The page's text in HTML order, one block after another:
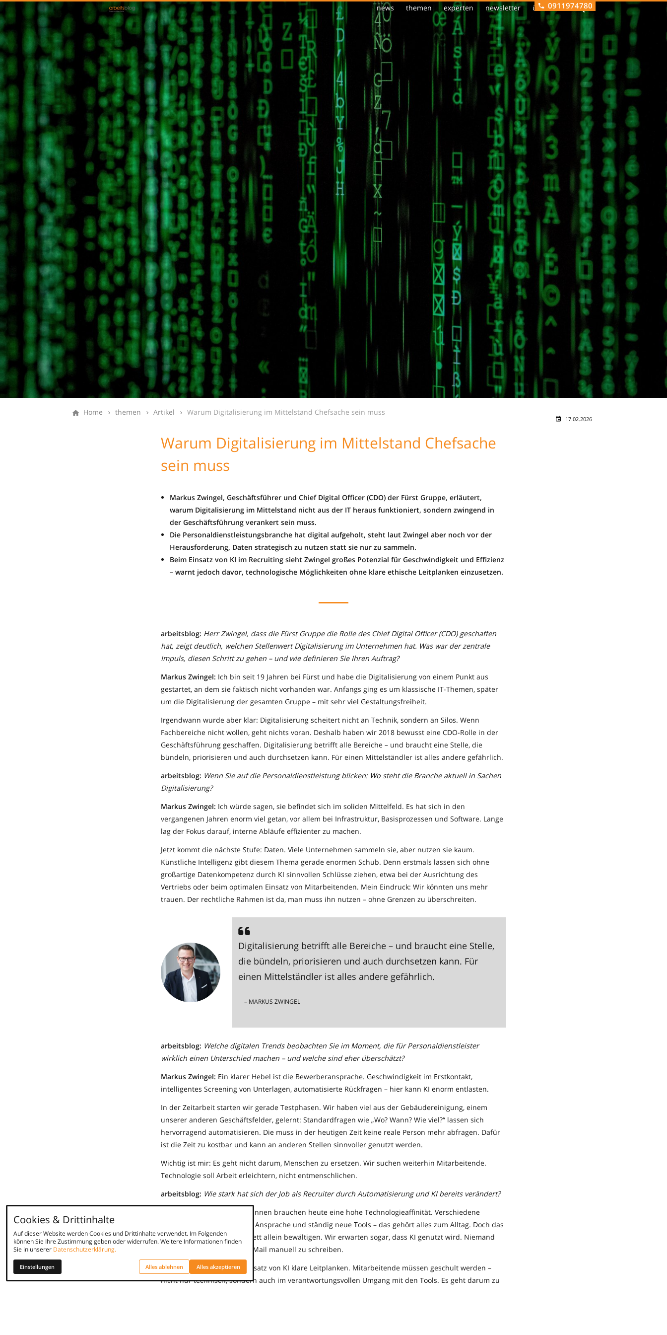
news themen experten newsletter über uns0911974780
Home themen Artikel Warum Digitalisierung im Mittelstand Chefsache sein muss
17.02.2026
Warum Digitalisierung im Mittelstand Chefsache
sein muss
Markus Zwingel, Geschäftsführer und Chief Digital Officer (CDO) der Fürst Gruppe, erläutert,
warum Digitalisierung im Mittelstand nicht aus der IT heraus funktioniert, sondern zwingend in
der Geschäftsführung verankert sein muss.
Die Personaldienstleistungsbranche hat digital aufgeholt, steht laut Zwingel aber noch vor der
Herausforderung, Daten strategisch zu nutzen statt sie nur zu sammeln.
Beim Einsatz von KI im Recruiting sieht Zwingel großes Potenzial für Geschwindigkeit und Effizienz
– warnt jedoch davor, technologische Möglichkeiten ohne klare ethische Leitplanken einzusetzen.
arbeitsblog: Herr Zwingel, dass die Fürst Gruppe die Rolle des Chief Digital Officer (CDO) geschaffen
hat, zeigt deutlich, welchen Stellenwert Digitalisierung im Unternehmen hat. Was war der zentrale
Impuls, diesen Schritt zu gehen – und wie definieren Sie Ihren Auftrag?
Markus Zwingel: Ich bin seit 19 Jahren bei Fürst und habe die Digitalisierung von einem Punkt aus
gestartet, an dem sie faktisch nicht vorhanden war. Anfangs ging es um klassische IT-Themen, später
um die Digitalisierung der gesamten Gruppe – mit sehr viel Gestaltungsfreiheit.
Irgendwann wurde aber klar: Digitalisierung scheitert nicht an Technik, sondern an Silos. Wenn
Fachbereiche nicht wollen, geht nichts voran. Deshalb haben wir 2018 bewusst eine CDO-Rolle in der
Geschäftsführung geschaffen. Digitalisierung betrifft alle Bereiche – und braucht eine Stelle, die
bündeln, priorisieren und auch durchsetzen kann. Für einen Mittelständler ist alles andere gefährlich.
arbeitsblog: Wenn Sie auf die Personaldienstleistung blicken: Wo steht die Branche aktuell in Sachen
Digitalisierung?
Markus Zwingel: Ich würde sagen, sie befindet sich im soliden Mittelfeld. Es hat sich in den
vergangenen Jahren enorm viel getan, vor allem bei Infrastruktur, Basisprozessen und Software. Lange
lag der Fokus darauf, interne Abläufe effizienter zu machen.
Jetzt kommt die nächste Stufe: Daten. Viele Unternehmen sammeln sie, aber nutzen sie kaum.
Künstliche Intelligenz gibt diesem Thema gerade enormen Schub. Denn erstmals lassen sich ohne
großartige Datenkompetenz durch KI sinnvollen Schlüsse ziehen, etwa bei der Ausrichtung des
Vertriebs oder beim optimalen Einsatz von Mitarbeitenden. Mein Eindruck: Wir könnten uns mehr
trauen. Der rechtliche Rahmen ist da, man muss ihn nutzen – ohne Grenzen zu überschreiten.
Digitalisierung betrifft alle Bereiche – und braucht eine Stelle,
die bündeln, priorisieren und auch durchsetzen kann. Für
einen Mittelständler ist alles andere gefährlich.
– MARKUS ZWINGEL
arbeitsblog: Welche digitalen Trends beobachten Sie im Moment, die für Personaldienstleister
wirklich einen Unterschied machen – und welche sind eher überschätzt?
Markus Zwingel: Ein klarer Hebel ist die Bewerberansprache. Geschwindigkeit im Erstkontakt,
intelligentes Screening von Unterlagen, automatisierte Rückfragen – hier kann KI enorm entlasten.
In der Zeitarbeit starten wir gerade Testphasen. Wir haben viel aus der Gebäudereinigung, einem
unserer anderen Geschäftsfelder, gelernt: Standardfragen wie „Wo? Wann? Wie viel?“ lassen sich
hervorragend automatisieren. Die muss in der heutigen Zeit keine reale Person mehr abfragen. Dafür
ist die Zeit zu kostbar und kann an anderen Stellen sinnvoller genutzt werden.
Wichtig ist mir: Es geht nicht darum, Menschen zu ersetzen. Wir suchen weiterhin Mitarbeitende.
Technologie soll Arbeit erleichtern, nicht entmenschlichen.
arbeitsblog: Wie stark hat sich der Job als Recruiter durch Automatisierung und KI bereits verändert?
Recruiter*innen brauchen heute eine hohe Technologieaffinität. Verschiedene
Stellenportale, Social Media Ansprache und ständig neue Tools – das gehört alles zum Alltag. Doch das
muss niemand mehr komplett allein bewältigen. Wir erwarten sogar, dass KI genutzt wird. Niemand
kann es sich leisten, jede E-Mail manuell zu schreiben.
Gleichzeitig braucht der Einsatz von KI klare Leitplanken. Mitarbeitende müssen geschult werden –
nicht nur technisch, sondern auch im verantwortungsvollen Umgang mit den Tools. Es geht darum zu
Cookies & Drittinhalte
Auf dieser Website werden Cookies und Drittinhalte verwendet. Im Folgenden
können Sie Ihre Zustimmung geben oder widerrufen. Weitere Informationen finden
Sie in unserer Datenschutzerklärung.
Einstellungen Alles ablehnen Alles akzeptieren